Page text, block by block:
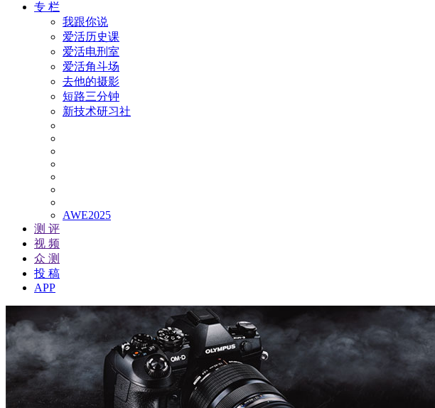
专 栏
我跟你说
爱活历史课
爱活电刑室
爱活角斗场
去他的摄影
短路三分钟
新技术研习社
AWE2025
测 评
视 频
众 测
投 稿
APP